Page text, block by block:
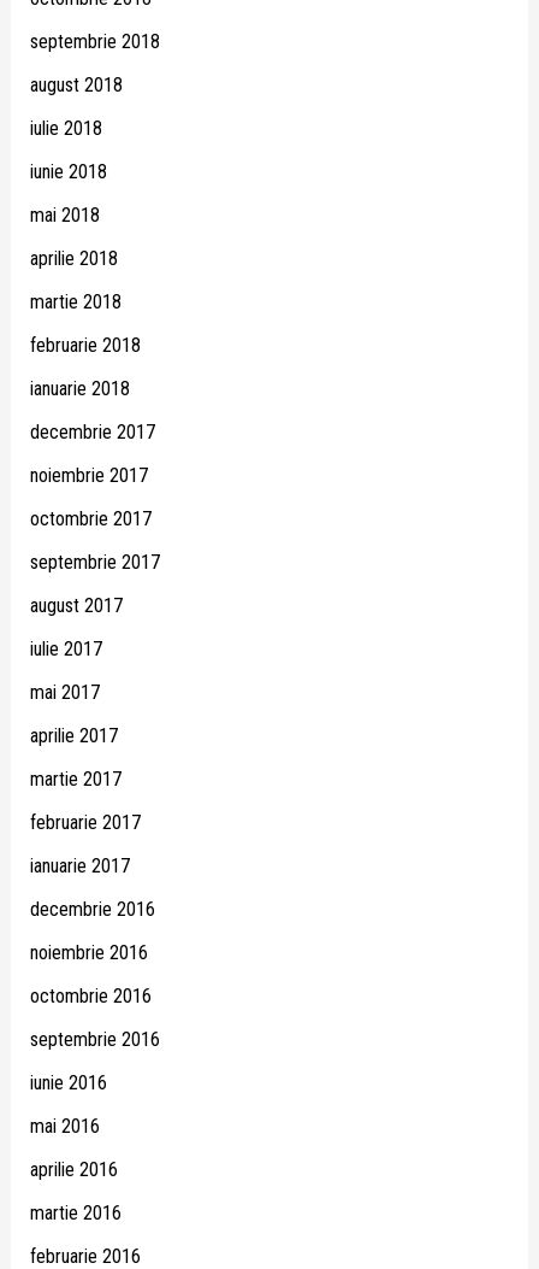
septembrie 2018
august 2018
iulie 2018
iunie 2018
mai 2018
aprilie 2018
martie 2018
februarie 2018
ianuarie 2018
decembrie 2017
noiembrie 2017
octombrie 2017
septembrie 2017
august 2017
iulie 2017
mai 2017
aprilie 2017
martie 2017
februarie 2017
ianuarie 2017
decembrie 2016
noiembrie 2016
octombrie 2016
septembrie 2016
iunie 2016
mai 2016
aprilie 2016
martie 2016
februarie 2016